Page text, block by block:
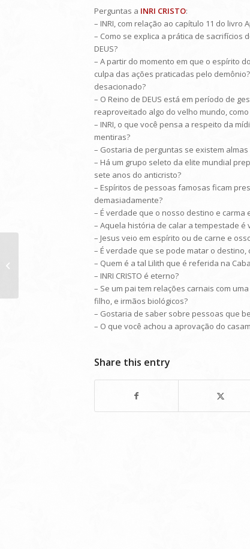
Perguntas a INRI CRISTO:
– INRI, com relação ao capítulo 11 do
– Como se explica a prática de sacrifícios
DEUS?
– A partir do momento em que o espírito
culpa das ações praticadas pelo
desacionado?
– O Reino de DEUS está em período de
reaproveitado algo do velho mundo,
– INRI, o que você pensa a respeito da
mentiras?
– Gostaria de perguntas se existem
– Há um grupo seleto da elite mundial
sete anos do anticristo?
– Espíritos de pessoas famosas ficam
demasiadamente?
– É verdade que o nosso destino e
– Aquela história de calar a tempestade
– Jesus veio em espírito ou de carne e
– É verdade que se pode matar o
– Quem é a tal Lilith que é referida na
– INRI CRISTO é eterno?
– Se um pai tem relações carnais com
filho, e irmãos biológicos?
– Gostaria de saber sobre pessoas que
– O que você achou a aprovação do
Share this entry
Transmissão de 07/05/2011